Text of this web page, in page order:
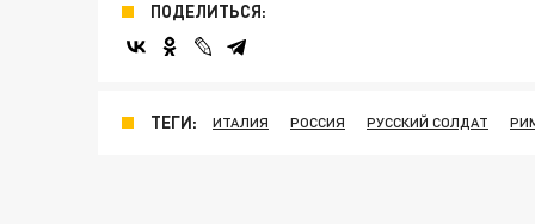
ПОДЕЛИТЬСЯ:
ТЕГИ: ИТАЛИЯ РОССИЯ РУССКИЙ СОЛДАТ